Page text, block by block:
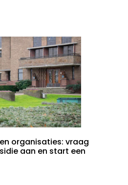
organisaties: vraag
aan en start een